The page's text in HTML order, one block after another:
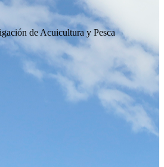
de Acuicultura y Pesca